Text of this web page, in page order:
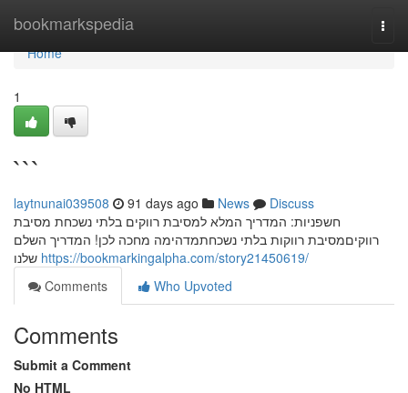
bookmarkspedia
Home
Home
1
```
laytnunai039508 91 days ago News
Discuss
חשפניות: המדריך המלא למסיבת רווקים בלתי נשכחת מסיבת
רווקיםמסיבת רווקות בלתי נשכחתמדהימה מחכה לכן! המדריך השלם
https://bookmarkingalpha.com/story21450619/
Comments
Who Upvoted
Comments
Submit a Comment
No HTML